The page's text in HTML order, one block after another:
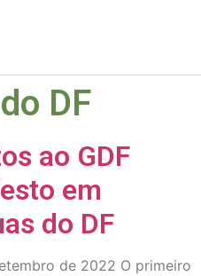
DF
ao GDF
em
do DF
de 2022 O primeiro